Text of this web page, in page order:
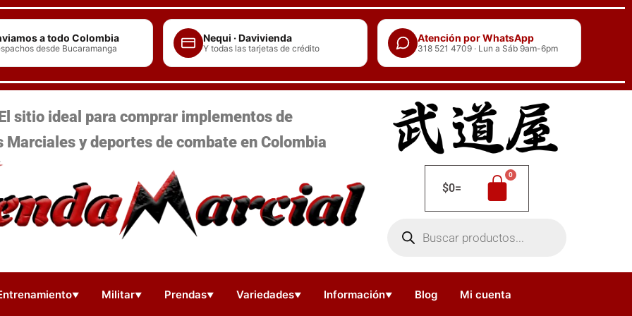
a todo Colombia
desde Bucaramanga
Nequi · Davivienda
Y todas las tarjetas de crédito
Atención por WhatsApp
318 521 4709 · Lun a Sáb 9am-6pm
sitio ideal para comprar implementos de
Marciales y deportes de combate en Colombia
$0=
productos
▼ Militar▼ Prendas▼ Variedades▼ Información▼ Blog Mi cuenta